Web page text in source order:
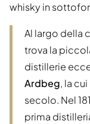
whisky in
Al largo della
trova la
distillerie
Ardbeg, la
secolo. Nel
prima